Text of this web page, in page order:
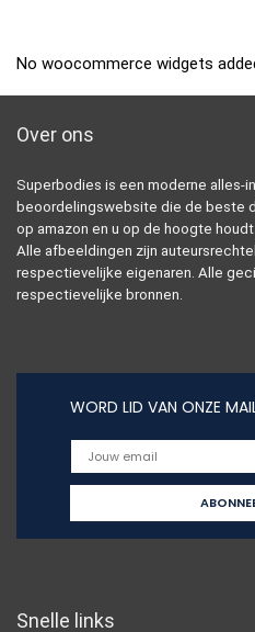
No woocommerce widgets
Over ons
Superbodies is een moderne alles-
beoordelingswebsite die de beste
op amazon en u op de hoogte
Alle afbeeldingen zijn
respectievelijke eigenaren. Alle
respectievelijke bronnen.
WORD LID VAN ONZE
Snelle links